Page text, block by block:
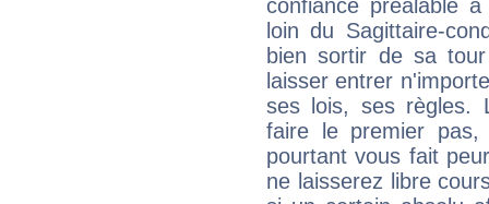
confiance préalable
loin du Sagittaire-
bien sortir de sa
laisser entrer
ses lois, ses règles.
faire le premier
pourtant vous fait
ne laisserez libre